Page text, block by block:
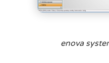
enova